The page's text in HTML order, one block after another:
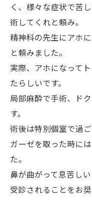
く、様々な症状で苦
術してくれと頼み。
精神科の先生にアホ
と頼みました。
実際、アホになって
たらしいです。
局部麻酔で手術、ド
す。
術後は特別個室で過
ガーゼを取った時に
た。
鼻が曲がって息苦し
受診されることをお奨